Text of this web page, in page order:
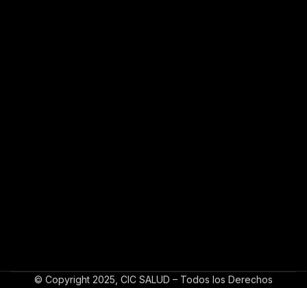
© Copyright 2025, CIC SALUD – Todos los Derechos